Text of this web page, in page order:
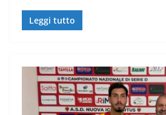
Leggi tutto